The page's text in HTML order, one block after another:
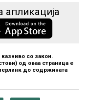
апликација
со закон.
од оваа страница е
до содржината